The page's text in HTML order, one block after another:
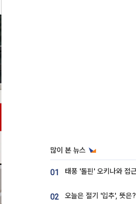
많이 본 뉴스
01
02 오늘은 절기 '입추', 뜻은?